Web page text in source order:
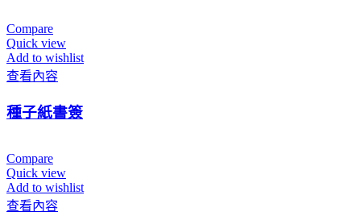
Compare
Quick view
Add to wishlist
查看內容
種子紙書簽
Compare
Quick view
Add to wishlist
查看內容